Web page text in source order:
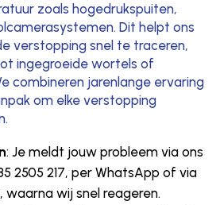
zoals hogedrukspuiten,
Dit helpt ons
verstopping snel te traceren,
ingegroeide wortels of
combineren jarenlange ervaring
om elke verstopping
: Je meldt jouw probleem via ons
2505 217, per WhatsApp of via
waarna wij snel reageren.